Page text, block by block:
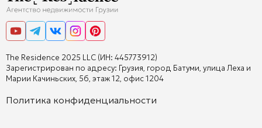
The Residence 2025 LLC (ИН: 445773912)
Зарегистрирован по адресу: Грузия, город Батуми, улица Леха и
Марии Качиньских, 5б, этаж 12, офис 1204
Политика конфиденциальности